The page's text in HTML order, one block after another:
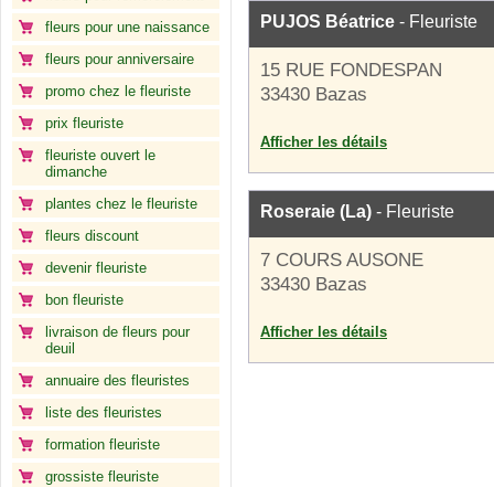
fleurs pour une naissance
fleurs pour anniversaire
promo chez le fleuriste
prix fleuriste
fleuriste ouvert le
dimanche
plantes chez le fleuriste
fleurs discount
devenir fleuriste
bon fleuriste
livraison de fleurs pour
deuil
annuaire des fleuristes
liste des fleuristes
formation fleuriste
grossiste fleuriste
PUJOS Béatrice - Fleuriste
15 RUE FONDESPAN
33430 Bazas
Afficher les détails
Roseraie (La) - Fleuriste
7 COURS AUSONE
33430 Bazas
Afficher les détails